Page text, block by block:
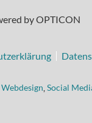
by OPTICON
Webdesign Social